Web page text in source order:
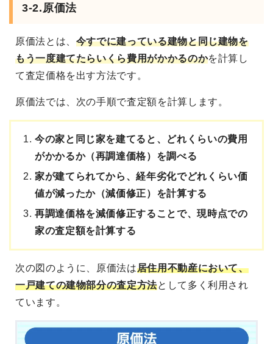
3-2.原価法
原価法とは、 今すでに建っている建物と同じ建物を
もう一度建てたらいくら費用がかかるのかを計算し
て査定価格を出す方法です。
原価法では、次の手順で査定額を計算します。
今の家と同じ家を建てると、どれくらいの費用
がかかるか（再調達価格）を調べる
家が建てられてから、経年劣化でどれくらい価
値が減ったか（減価修正）を計算する
再調達価格を減価修正することで、現時点での
家の査定額を計算する
次の図のように、原価法は居住用不動産において、
一戸建ての建物部分の査定方法として多く利用され
ています。